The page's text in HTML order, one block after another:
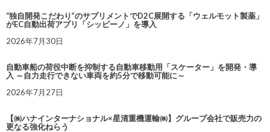
“独自開発こだわり”のサプリメントでD2C展開する「ウェルモット製薬」
がEC自動出荷アプリ「シッピーノ」を導入
2026年7月30日
自動車船の荷役中断を抑制する自動車移動用「スケーター」を開発・導
入 ～自力走行できない車両を約5分で移動可能に～
2026年7月27日
【㈱ハナインターナショナル×星清重機運輸㈱】グループ会社で販売力の
更なる強化ねらう